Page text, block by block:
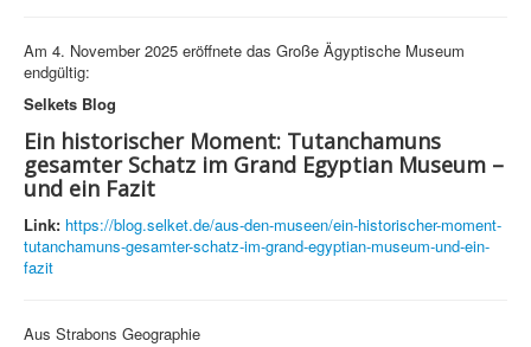
Am 4. November 2025 eröffnete das Große Ägyptische Museum
endgültig:
Selkets Blog
Ein historischer Moment: Tutanchamuns
gesamter Schatz im Grand Egyptian Museum –
und ein Fazit
Link: https://blog.selket.de/aus-den-museen/ein-historischer-moment-
tutanchamuns-gesamter-schatz-im-grand-egyptian-museum-und-ein-
fazit
Aus Strabons Geographie